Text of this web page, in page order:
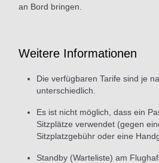
an Bord bringen.
Weitere Informationen
Die verfügbaren Tarife sind je
unterschiedlich.
Es ist nicht möglich, dass ein
Sitzplätze verwendet (gegen
Sitzplatzgebühr oder eine
Standby (Warteliste) am